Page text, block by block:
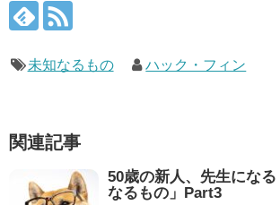
未知なるもの ハック・フィン
関連記事
50歳の新人、先生にな
なるもの」Part3